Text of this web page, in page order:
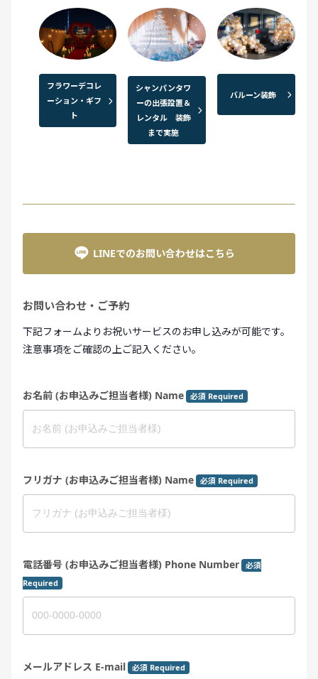
フラワーデコレ
ーション・ギフ
ト
シャンパンタワ
ーの出張設置＆
レンタル 装飾
まで実施
バルーン装飾
LINEでのお問い合わせはこちら
お問い合わせ・ご予約
下記フォームよりお祝いサービスのお申し込みが可能です。
注意事項をご確認の上ご記入ください。
お名前 (お申込みご担当者様) Name 必須 Required
フリガナ (お申込みご担当者様) Name 必須 Required
電話番号 (お申込みご担当者様) Phone Number 必須
Required
メールアドレス E-mail 必須 Required